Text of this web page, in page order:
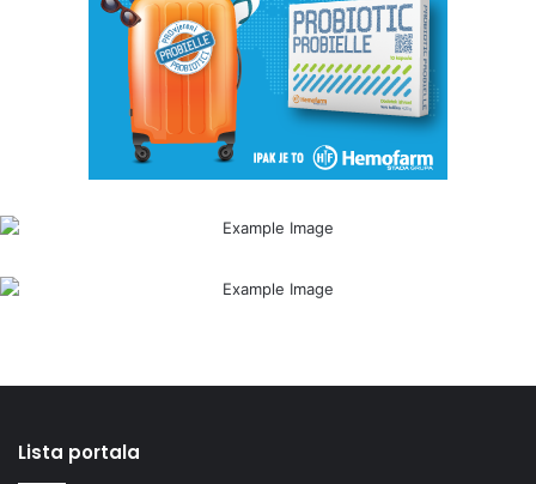
Lista portala